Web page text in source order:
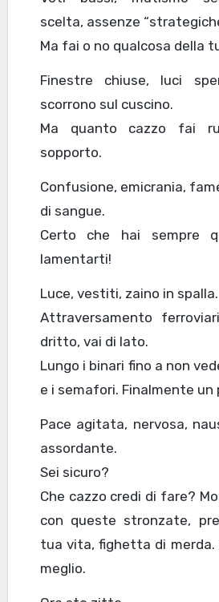
scelta, assenze
Ma fai o no qualcosa della
Finestre chiuse, luci
scorrono sul cuscino.
Ma quanto cazzo fai
sopporto.
Confusione, emicrania,
di sangue.
Certo che hai sempre
lamentarti!
Luce, vestiti, zaino in spalla.
Attraversamento
dritto, vai di lato.
Lungo i binari fino a non
e i semafori. Finalmente un
Pace agitata, nervosa,
assordante.
Sei sicuro?
Che cazzo credi di fare?
con queste stronzate,
tua vita, fighetta di
meglio.